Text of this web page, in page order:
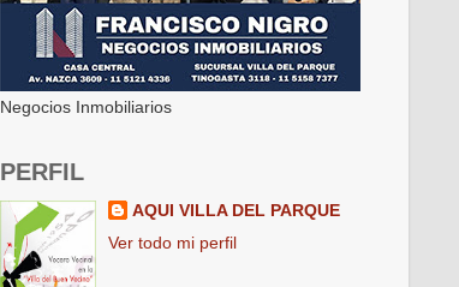
Negocios Inmobiliarios
PERFIL
AQUI VILLA DEL PARQUE
Ver todo mi perfil